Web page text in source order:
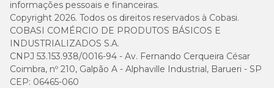
informações pessoais e financeiras.
Copyright 2026. Todos os direitos reservados à Cobasi.
COBASI COMÉRCIO DE PRODUTOS BÁSICOS E
INDUSTRIALIZADOS S.A.
CNPJ 53.153.938/0016-94 - Av. Fernando Cerqueira César
Coimbra, nº 210, Galpão A - Alphaville Industrial, Barueri - SP
CEP: 06465-060